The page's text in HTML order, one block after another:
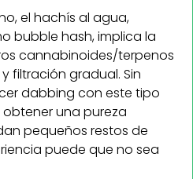
el hachís al agua,
bubble hash, implica la
cannabinoides/terpenos
filtración gradual. Sin
dabbing con este tipo
una pureza
pequeños restos de
puede que no sea